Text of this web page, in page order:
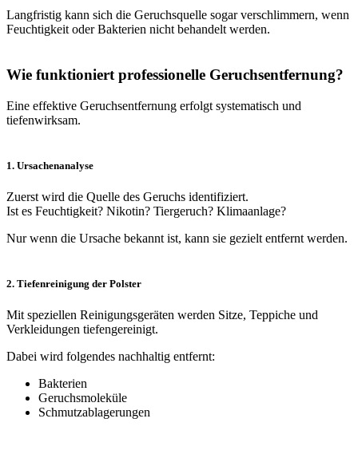
Langfristig kann sich die Geruchsquelle sogar verschlimmern, wenn
Feuchtigkeit oder Bakterien nicht behandelt werden.
Wie funktioniert professionelle Geruchsentfernung?
Eine effektive Geruchsentfernung erfolgt systematisch und
tiefenwirksam.
1. Ursachenanalyse
Zuerst wird die Quelle des Geruchs identifiziert.
Ist es Feuchtigkeit? Nikotin? Tiergeruch? Klimaanlage?
Nur wenn die Ursache bekannt ist, kann sie gezielt entfernt werden.
2. Tiefenreinigung der Polster
Mit speziellen Reinigungsgeräten werden Sitze, Teppiche und
Verkleidungen tiefengereinigt.
Dabei wird folgendes nachhaltig entfernt:
Bakterien
Geruchsmoleküle
Schmutzablagerungen